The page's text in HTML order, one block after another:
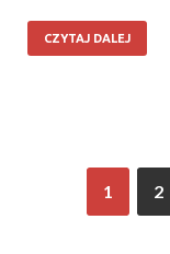
CZYTAJ DALEJ
1 2